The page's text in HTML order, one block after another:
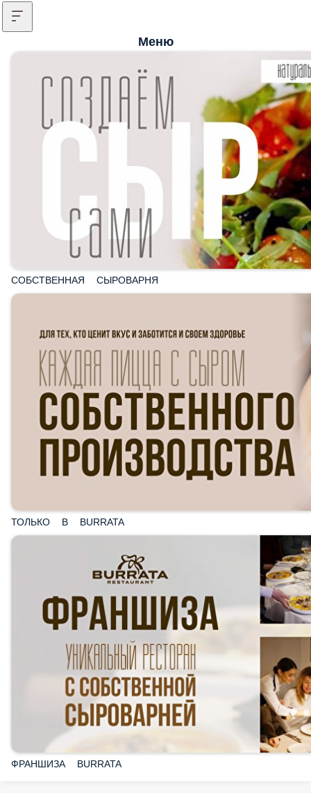
Меню
СОБСТВЕННАЯ СЫРОВАРНЯ
ТОЛЬКО В BURRATA
ФРАНШИЗА BURRATA